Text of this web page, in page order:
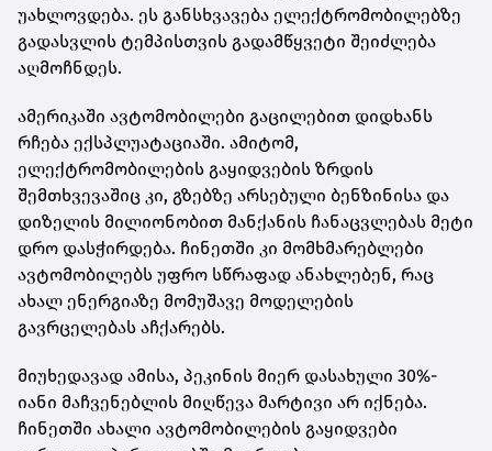
უახლოვდება. ეს განსხვავება ელექტრომობილებზე
გადასვლის ტემპისთვის გადამწყვეტი შეიძლება
აღმოჩნდეს.
ამერიკაში ავტომობილები გაცილებით დიდხანს
რჩება ექსპლუატაციაში. ამიტომ,
ელექტრომობილების გაყიდვების ზრდის
შემთხვევაშიც კი, გზებზე არსებული ბენზინისა და
დიზელის მილიონობით მანქანის ჩანაცვლებას მეტი
დრო დასჭირდება. ჩინეთში კი მომხმარებლები
ავტომობილებს უფრო სწრაფად ანახლებენ, რაც
ახალ ენერგიაზე მომუშავე მოდელების
გავრცელებას აჩქარებს.
მიუხედავად ამისა, პეკინის მიერ დასახული 30%-
იანი მაჩვენებლის მიღწევა მარტივი არ იქნება.
ჩინეთში ახალი ავტომობილების გაყიდვები